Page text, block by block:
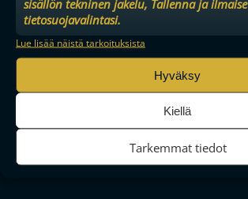
sisällön tekninen jakelu, Tallenna ja ilmaise
tietosuojavalintasi.
Lue lisää näistä tarkoituksista
Hyväksy
Kiellä
Tarkemmat tiedot